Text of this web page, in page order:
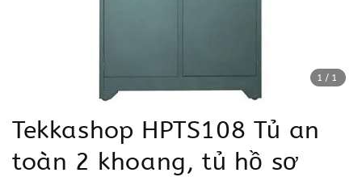
1 /1
Tekkashop HPTS108 Tủ an
toàn 2 khoang, tủ hồ sơ